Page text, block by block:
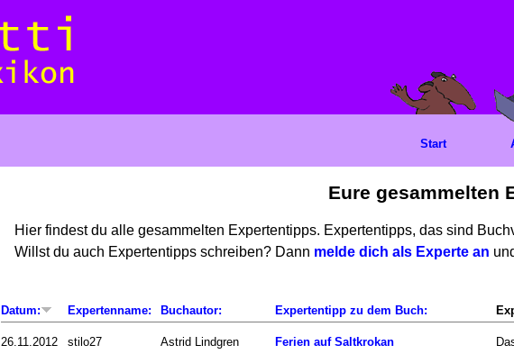
Eure gesammelten
Hier findest du alle gesammelten Expertentipps. Expertentipps, das sind
Willst du auch Expertentipps schreiben? Dann melde dich als Experte an
Datum: Expertenname: Buchautor: Expertentipp zu dem Buch:
26.11.2012 stilo27 Astrid Lindgren Ferien auf Saltkrokan
Start